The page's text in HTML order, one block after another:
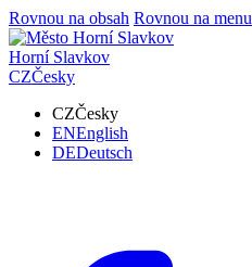
Rovnou na obsah Rovnou na menu
Horní Slavkov
CZČesky
CZČesky
ENEnglish
DEDeutsch